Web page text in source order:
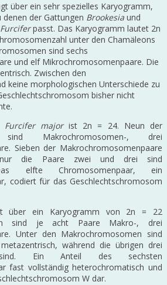
über ein sehr spezielles Karyogramm,
der Gattungen Brookesia und
Furciferpasst. Das Karyogramm lautet 2n
unter den Chamäleons
sind sechs
und elf Mikrochromosomenpaare. Die
Zwischen den
keine morphologischen Unterschiede zu
bisher nicht
Furcifer majorist 2n = 24. Neun der
sind Makrochromosomen-, drei
Sieben der Makrochromosomenpaare
nur die Paare zwei und drei sind
elfte Chromosomenpaar, ein
codiert für das Geschlechtschromosom
über ein Karyogramm von 2n = 22
sind je acht Paare Makro-, drei
Unter den Makrochromosomen sind
während die übrigen drei
Ein Anteil des sechsten
fast vollständig heterochromatisch und
W dar.